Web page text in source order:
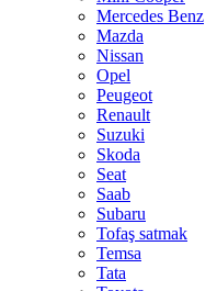
Mercedes Benz
Mazda
Nissan
Opel
Peugeot
Renault
Suzuki
Skoda
Seat
Saab
Subaru
Tofaş satmak
Temsa
Tata